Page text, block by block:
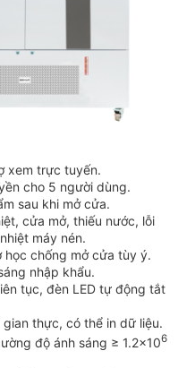
xem trực tuyến.
cho 5 người dùng.
sau khi mở cửa.
cửa mở, thiếu nước, lỗi
máy nén.
học chống mở cửa tùy ý.
nhập khẩu.
tục, đèn LED tự động tắt
thực, có thể in dữ liệu.
độ ánh sáng ≥ 1.2×106